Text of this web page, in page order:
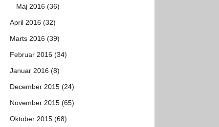
Maj 2016 (36)
April 2016 (32)
Marts 2016 (39)
Februar 2016 (34)
Januar 2016 (8)
December 2015 (24)
November 2015 (65)
Oktober 2015 (68)